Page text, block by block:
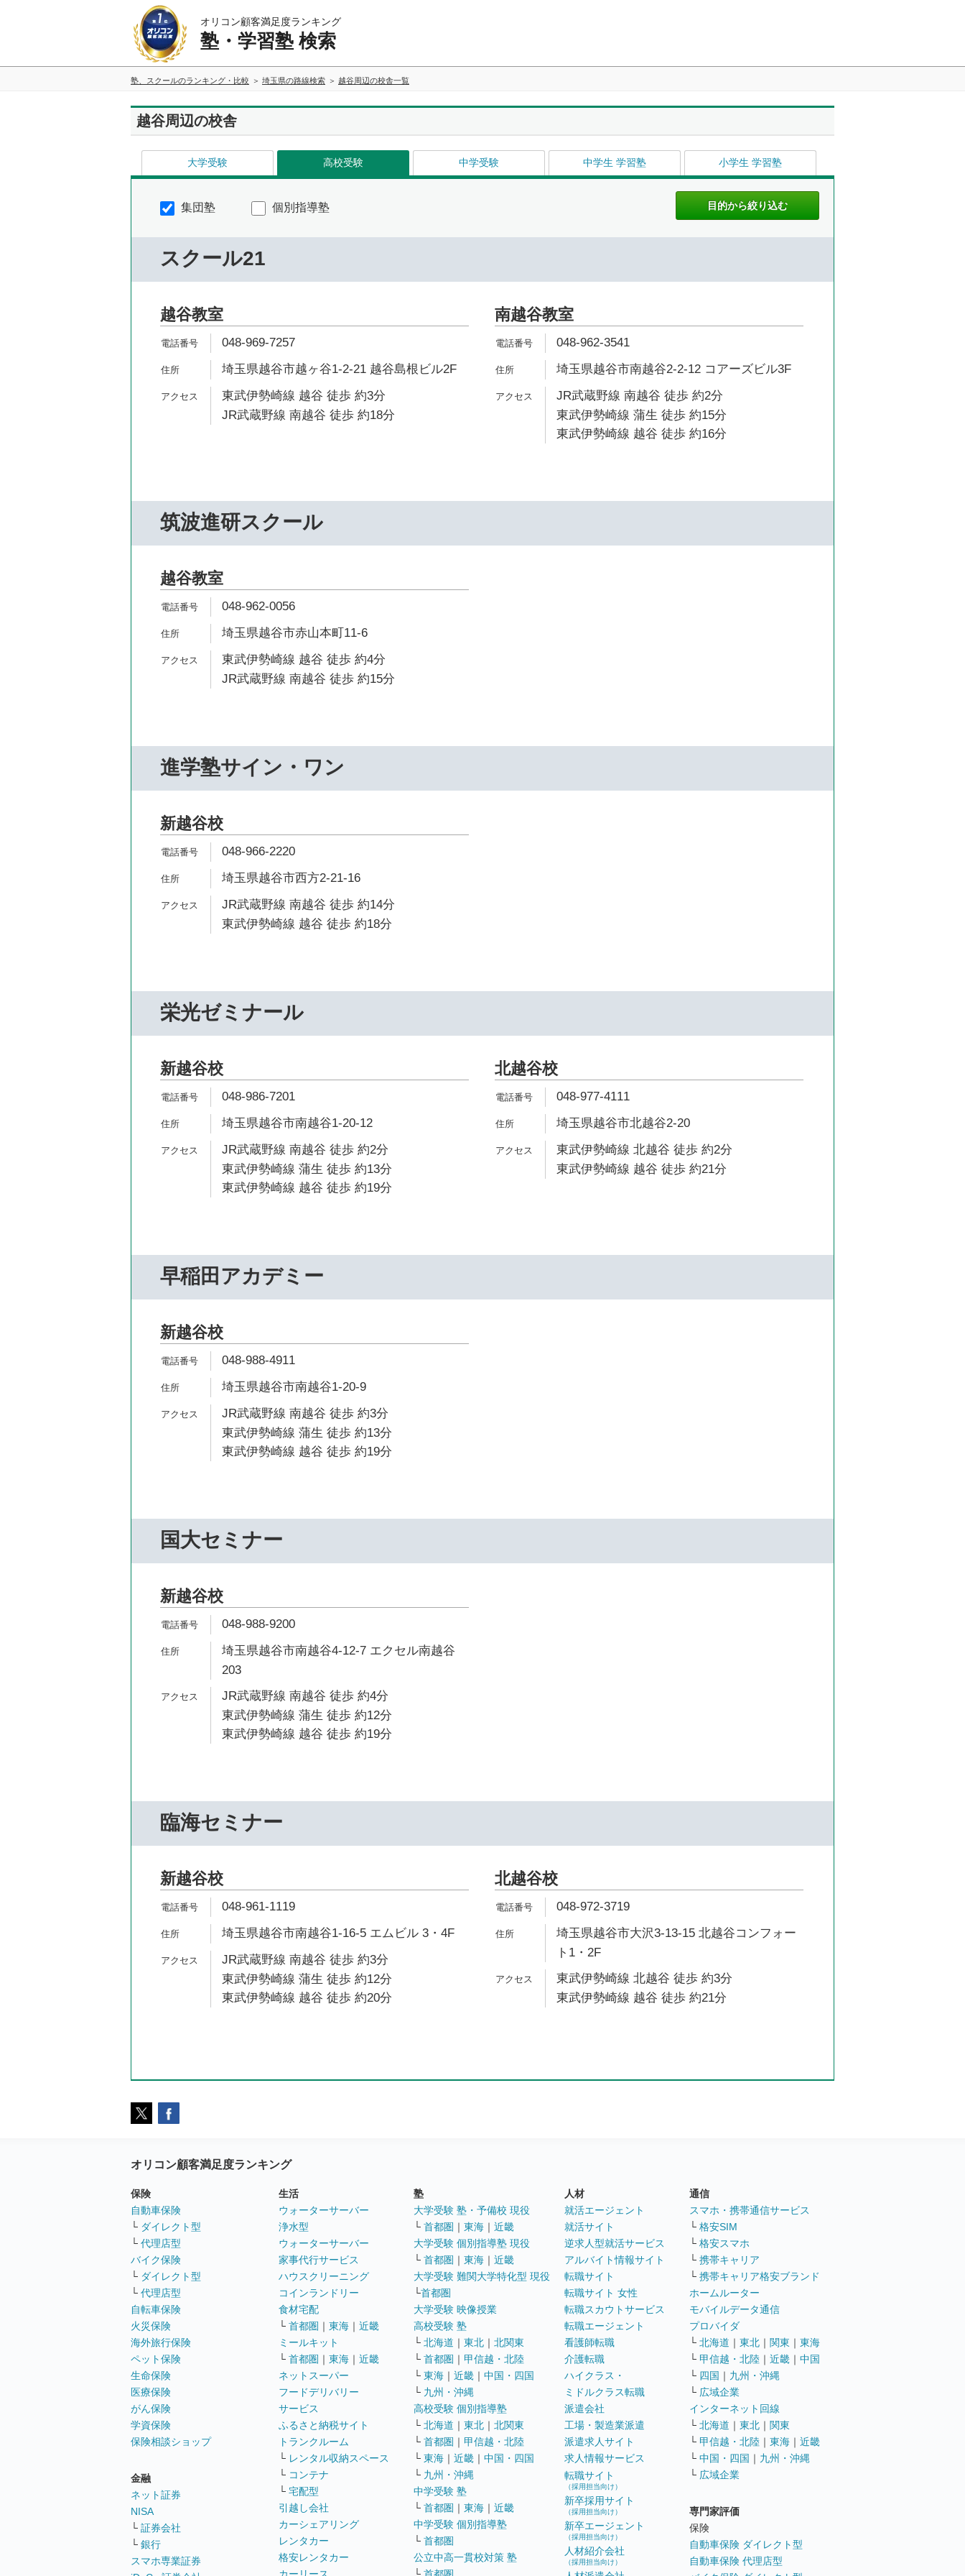
オリコン顧客満足度ランキング
塾・学習塾 検索
塾、スクールのランキング・比較 埼玉県の路線検索 越谷周辺の校舎一覧
越谷周辺の校舎
大学受験 高校受験 中学受験 中学生 学習塾 小学生 学習塾
集団塾 個別指導塾
スクール21
越谷教室
048-969-7257
埼玉県越谷市越ヶ谷1-2-21 越谷島根ビル2F
東武伊勢崎線 越谷 徒歩 約3分
JR武蔵野線 南越谷 徒歩 約18分
南越谷教室
048-962-3541
埼玉県越谷市南越谷2-2-12 コアーズビル3F
JR武蔵野線 南越谷 徒歩 約2分
東武伊勢崎線 蒲生 徒歩 約15分
東武伊勢崎線 越谷 徒歩 約16分
筑波進研スクール
越谷教室
048-962-0056
埼玉県越谷市赤山本町11-6
東武伊勢崎線 越谷 徒歩 約4分
JR武蔵野線 南越谷 徒歩 約15分
進学塾サイン・ワン
新越谷校
048-966-2220
埼玉県越谷市西方2-21-16
JR武蔵野線 南越谷 徒歩 約14分
東武伊勢崎線 越谷 徒歩 約18分
栄光ゼミナール
新越谷校
048-986-7201
埼玉県越谷市南越谷1-20-12
JR武蔵野線 南越谷 徒歩 約2分
東武伊勢崎線 蒲生 徒歩 約13分
東武伊勢崎線 越谷 徒歩 約19分
北越谷校
048-977-4111
埼玉県越谷市北越谷2-20
東武伊勢崎線 北越谷 徒歩 約2分
東武伊勢崎線 越谷 徒歩 約21分
早稲田アカデミー
新越谷校
048-988-4911
埼玉県越谷市南越谷1-20-9
JR武蔵野線 南越谷 徒歩 約3分
東武伊勢崎線 蒲生 徒歩 約13分
東武伊勢崎線 越谷 徒歩 約19分
国大セミナー
新越谷校
048-988-9200
埼玉県越谷市南越谷4-12-7 エクセル南越谷
203
JR武蔵野線 南越谷 徒歩 約4分
東武伊勢崎線 蒲生 徒歩 約12分
東武伊勢崎線 越谷 徒歩 約19分
臨海セミナー
新越谷校
048-961-1119
埼玉県越谷市南越谷1-16-5 エムビル 3・4F
JR武蔵野線 南越谷 徒歩 約3分
東武伊勢崎線 蒲生 徒歩 約12分
東武伊勢崎線 越谷 徒歩 約20分
北越谷校
048-972-3719
埼玉県越谷市大沢3-13-15 北越谷コンフォー
ト1・2F
東武伊勢崎線 北越谷 徒歩 約3分
東武伊勢崎線 越谷 徒歩 約21分
オリコン顧客満足度ランキング
保険
自動車保険
└ ダイレクト型
└ 代理店型
バイク保険
└ ダイレクト型
└ 代理店型
自転車保険
火災保険
海外旅行保険
ペット保険
生命保険
医療保険
がん保険
学資保険
保険相談ショップ
金融
ネット証券
NISA
└ 証券会社
└ 銀行
スマホ専業証券
生活
ウォーターサーバー
浄水型
ウォーターサーバー
家事代行サービス
ハウスクリーニング
コインランドリー
食材宅配
└ 首都圏 ｜ 東海 ｜ 近畿
ミールキット
└ 首都圏 ｜ 東海 ｜ 近畿
ネットスーパー
フードデリバリー
サービス
ふるさと納税サイト
トランクルーム
└ レンタル収納スペース
└ コンテナ
└ 宅配型
引越し会社
カーシェアリング
レンタカー
格安レンタカー
塾
大学受験 塾・予備校 現役
└ 首都圏 ｜ 東海 ｜ 近畿
大学受験 個別指導塾 現役
└ 首都圏 ｜ 東海 ｜ 近畿
大学受験 難関大学特化型 現役
└首都圏
大学受験 映像授業
高校受験 塾
└ 北海道 ｜ 東北 ｜ 北関東
└ 首都圏 ｜ 甲信越・北陸
└ 東海 ｜ 近畿 ｜ 中国・四国
└ 九州・沖縄
高校受験 個別指導塾
└ 北海道 ｜ 東北 ｜ 北関東
└ 首都圏 ｜ 甲信越・北陸
└ 東海 ｜ 近畿 ｜ 中国・四国
└ 九州・沖縄
中学受験 塾
└ 首都圏 ｜ 東海 ｜ 近畿
中学受験 個別指導塾
└ 首都圏
公立中高一貫校対策 塾
人材
就活エージェント
就活サイト
逆求人型就活サービス
アルバイト情報サイト
転職サイト
転職サイト 女性
転職スカウトサービス
転職エージェント
看護師転職
介護転職
ハイクラス・
ミドルクラス転職
派遣会社
工場・製造業派遣
派遣求人サイト
求人情報サービス
転職サイト
（採用担当向け）
新卒採用サイト
（採用担当向け）
新卒エージェント
（採用担当向け）
人材紹介会社
（採用担当向け）
通信
スマホ・携帯通信サービス
└ 格安SIM
└ 格安スマホ
└ 携帯キャリア
└ 携帯キャリア格安ブランド
ホームルーター
モバイルデータ通信
プロバイダ
└ 北海道 ｜ 東北 ｜ 関東 ｜ 東海
└ 甲信越・北陸 ｜ 近畿 ｜ 中国
└ 四国 ｜ 九州・沖縄
└ 広域企業
インターネット回線
└ 北海道 ｜ 東北 ｜ 関東
└ 甲信越・北陸 ｜ 東海 ｜ 近畿
└ 中国・四国 ｜ 九州・沖縄
└ 広域企業
専門家評価
保険
自動車保険 ダイレクト型
自動車保険 代理店型